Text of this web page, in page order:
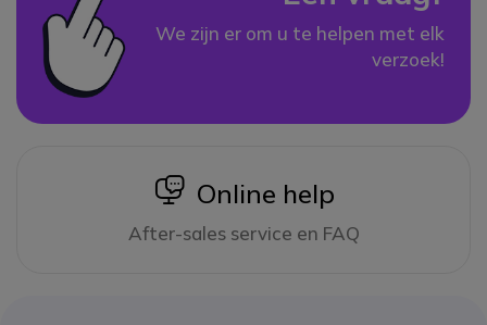
We zijn er om u te helpen met elk
verzoek!
icon
Online help
After-sales service en FAQ